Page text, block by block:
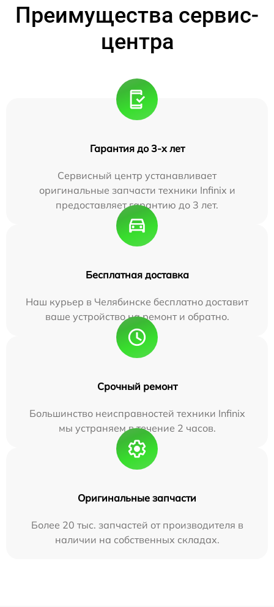
Преимущества сервис-
центра
Гарантия до 3-х лет
Сервисный центр устанавливает
оригинальные запчасти техники Infinix и
предоставляет гарантию до 3 лет.
Бесплатная доставка
Наш курьер в Челябинске бесплатно доставит
ваше устройство на ремонт и обратно.
Срочный ремонт
Большинство неисправностей техники Infinix
мы устраняем в течение 2 часов.
Оригинальные запчасти
Более 20 тыс. запчастей от производителя в
наличии на собственных складах.